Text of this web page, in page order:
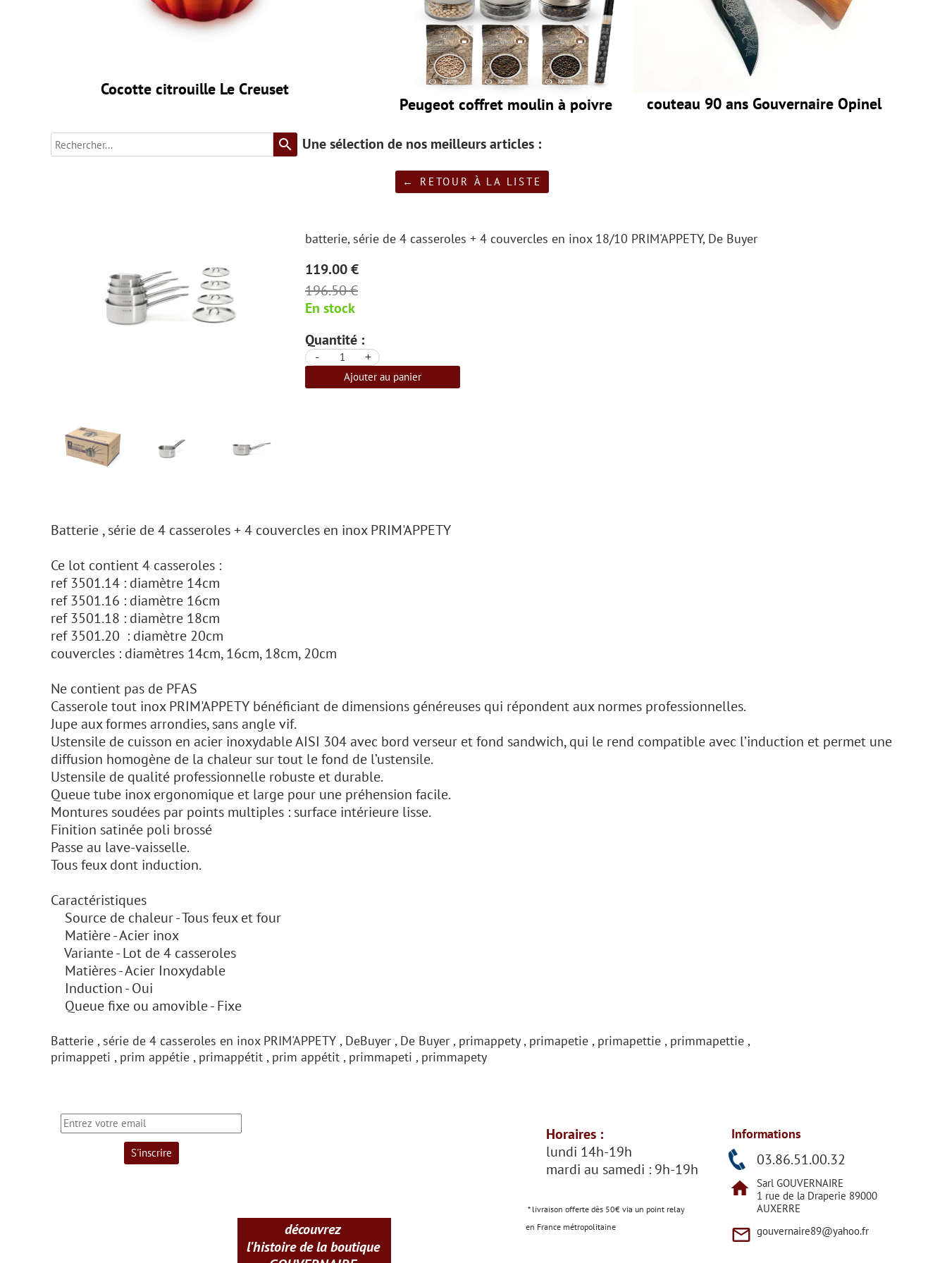
home Sarl GOUVERNAIRE
1 rue de la Draperie 89000
AUXERRE
gouvernaire89@yahoo.fr
Informations
mail_outline
Horaires :
lundi 14h-19h
mardi au samedi : 9h-19h
* livraison offerte dès 50€ via un point relay
en France métropolitaine
03.86.51.00.32
découvrez
l'histoire de la boutique
Cocotte citrouille Le Creuset
couteau 90 ans Gouvernaire Opinel
Peugeot coffret moulin à poivre
search
← RETOUR À LA LISTE
batterie, série de 4 casseroles + 4 couvercles en inox 18/10 PRIM'APPETY, De Buyer
119.00 €
196.50 €
En stock
Quantité :
- +
Ajouter au panier
Batterie , série de 4 casseroles + 4 couvercles en inox PRIM'APPETY
Ce lot contient 4 casseroles :
ref 3501.14 : diamètre 14cm
ref 3501.16 : diamètre 16cm
ref 3501.18 : diamètre 18cm
ref 3501.20 : diamètre 20cm
couvercles : diamètres 14cm, 16cm, 18cm, 20cm
Ne contient pas de PFAS
Casserole tout inox PRIM'APPETY bénéficiant de dimensions généreuses qui répondent aux normes professionnelles.
Jupe aux formes arrondies, sans angle vif.
Ustensile de cuisson en acier inoxydable AISI 304 avec bord verseur et fond sandwich, qui le rend compatible avec l’induction et permet une
diffusion homogène de la chaleur sur tout le fond de l’ustensile.
Ustensile de qualité professionnelle robuste et durable.
Queue tube inox ergonomique et large pour une préhension facile.
Montures soudées par points multiples : surface intérieure lisse.
Finition satinée poli brossé
Passe au lave-vaisselle.
Tous feux dont induction.
Caractéristiques
Source de chaleur - Tous feux et four
Matière - Acier inox
Variante - Lot de 4 casseroles
Matières - Acier Inoxydable
Induction - Oui
Queue fixe ou amovible - Fixe
Batterie , série de 4 casseroles en inox PRIM'APPETY , DeBuyer , De Buyer , primappety , primapetie , primapettie , primmapettie ,
primappeti , prim appétie , primappétit , prim appétit , primmapeti , primmapety
Une sélection de nos meilleurs articles :